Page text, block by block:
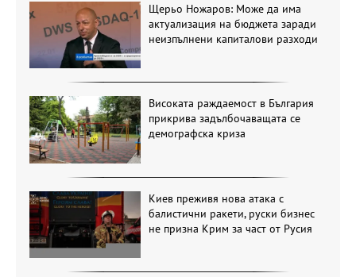
Щерьо Ножаров: Може да има
актуализация на бюджета заради
неизпълнени капиталови разходи
Високата раждаемост в България
прикрива задълбочаващата се
демографска криза
Киев преживя нова атака с
балистични ракети, руски бизнес
не призна Крим за част от Русия